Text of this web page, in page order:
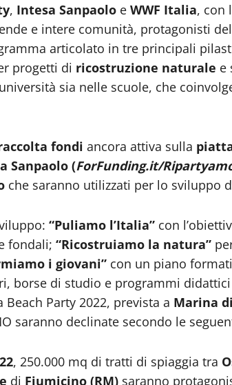
, Intesa Sanpaolo e WWF Italia, con
e intere comunità, protagonisti
articolato in tre principali
progetti di ricostruzione naturale e
sia nelle scuole, che
fondi ancora attiva sulla
Sanpaolo (ForFunding.it/
che saranno utilizzati per lo sviluppo
“Puliamo l’Italia” con
fondali; “Ricostruiamo la natura”
i giovani” con un piano
borse di studio e programmi
Party 2022, prevista a Marina
saranno declinate secondo le
, 250.000 mq di tratti di spiaggia tra
di Fiumicino (RM) saranno